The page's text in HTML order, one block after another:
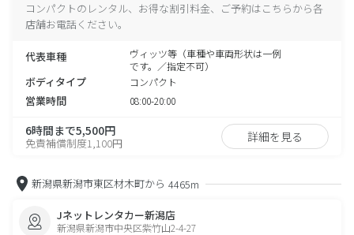
コンパクトのレンタル、お得な割引料金、ご予約はこちらから各
店舗お電話ください。
代表車種
ヴィッツ等（車種や車両形状は一例
です。／指定不可）
ボディタイプ コンパクト
営業時間 08:00-20:00
6時間まで5,500円
免責補償制度1,100円 詳細を見る
新潟県新潟市東区材木町から 4465m
Jネットレンタカー新潟店
新潟県新潟市中央区紫竹山2-4-27